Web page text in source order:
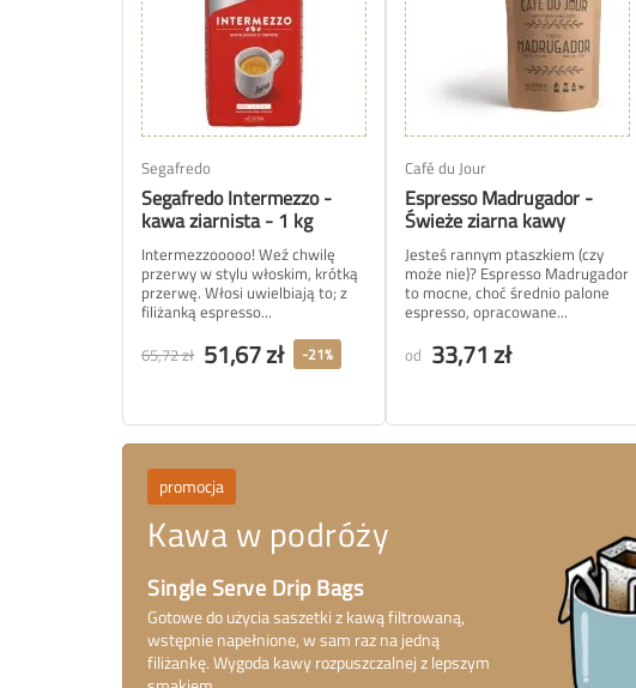
Segafredo
Segafredo Intermezzo -
kawa ziarnista - 1 kg
Intermezzooooo! Weź chwilę
przerwy w stylu włoskim, krótką
przerwę. Włosi uwielbiają to; z
filiżanką espresso...
65,72 zł 51,67 zł -21%
Café du Jour
Espresso Madrugador -
Świeże ziarna kawy
Jesteś rannym ptaszkiem (czy
może nie)? Espresso Madrugador
to mocne, choć średnio palone
espresso, opracowane...
od 33,71 zł
promocja
Kawa w podróży
Single Serve Drip Bags
Gotowe do użycia saszetki z kawą filtrowaną,
wstępnie napełnione, w sam raz na jedną
filiżankę. Wygoda kawy rozpuszczalnej z lepszym